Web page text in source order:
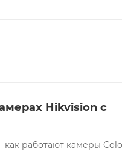
выполнен из пластика и
Hikvision с
работают камеры